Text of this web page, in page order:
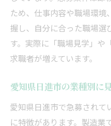
ため、仕事内容や職場環
握し、自分に合った職場選
す。実際に「職場見学」や
求職者が増えています。
愛知県日進市の業種別に
愛知県日進市で急募されて
に特徴があります。製造業